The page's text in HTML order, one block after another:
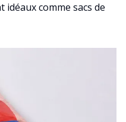
comme sacs de